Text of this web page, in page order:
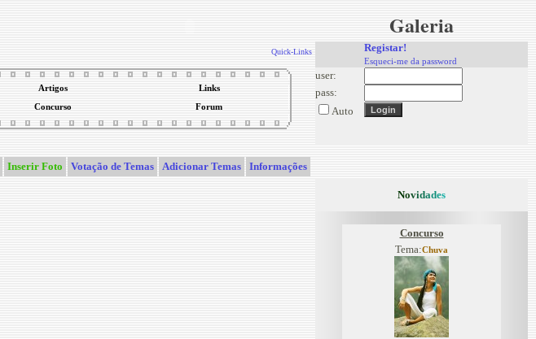
Quick-Links
Artigos Links
Concurso Forum
Inserir Foto Votação de Temas Adicionar Temas Informações
Galeria
Registar!
Esqueci-me da password
user:
pass:
Auto
Novidades
Concurso
Tema:Chuva